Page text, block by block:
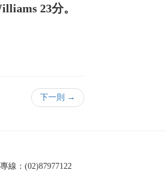
23分。
下一則 →
線：(02)87977122